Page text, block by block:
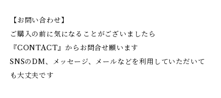
【お問い合わせ】
ご購入の前に気になることがございましたら
『CONTACT』からお問合せ願います
SNSのDM、メッセージ、メールなどを利用していただいて
も大丈夫です